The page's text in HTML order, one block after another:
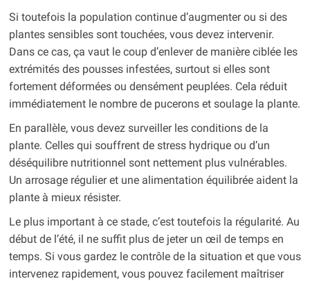
Si toutefois la population continue d’augmenter ou si des
plantes sensibles sont touchées, vous devez intervenir.
Dans ce cas, ça vaut le coup d’enlever de manière ciblée les
extrémités des pousses infestées, surtout si elles sont
fortement déformées ou densément peuplées. Cela réduit
immédiatement le nombre de pucerons et soulage la plante.
En parallèle, vous devez surveiller les conditions de la
plante. Celles qui souffrent de stress hydrique ou d’un
déséquilibre nutritionnel sont nettement plus vulnérables.
Un arrosage régulier et une alimentation équilibrée aident la
plante à mieux résister.
Le plus important à ce stade, c’est toutefois la régularité. Au
début de l’été, il ne suffit plus de jeter un œil de temps en
temps. Si vous gardez le contrôle de la situation et que vous
intervenez rapidement, vous pouvez facilement maîtriser